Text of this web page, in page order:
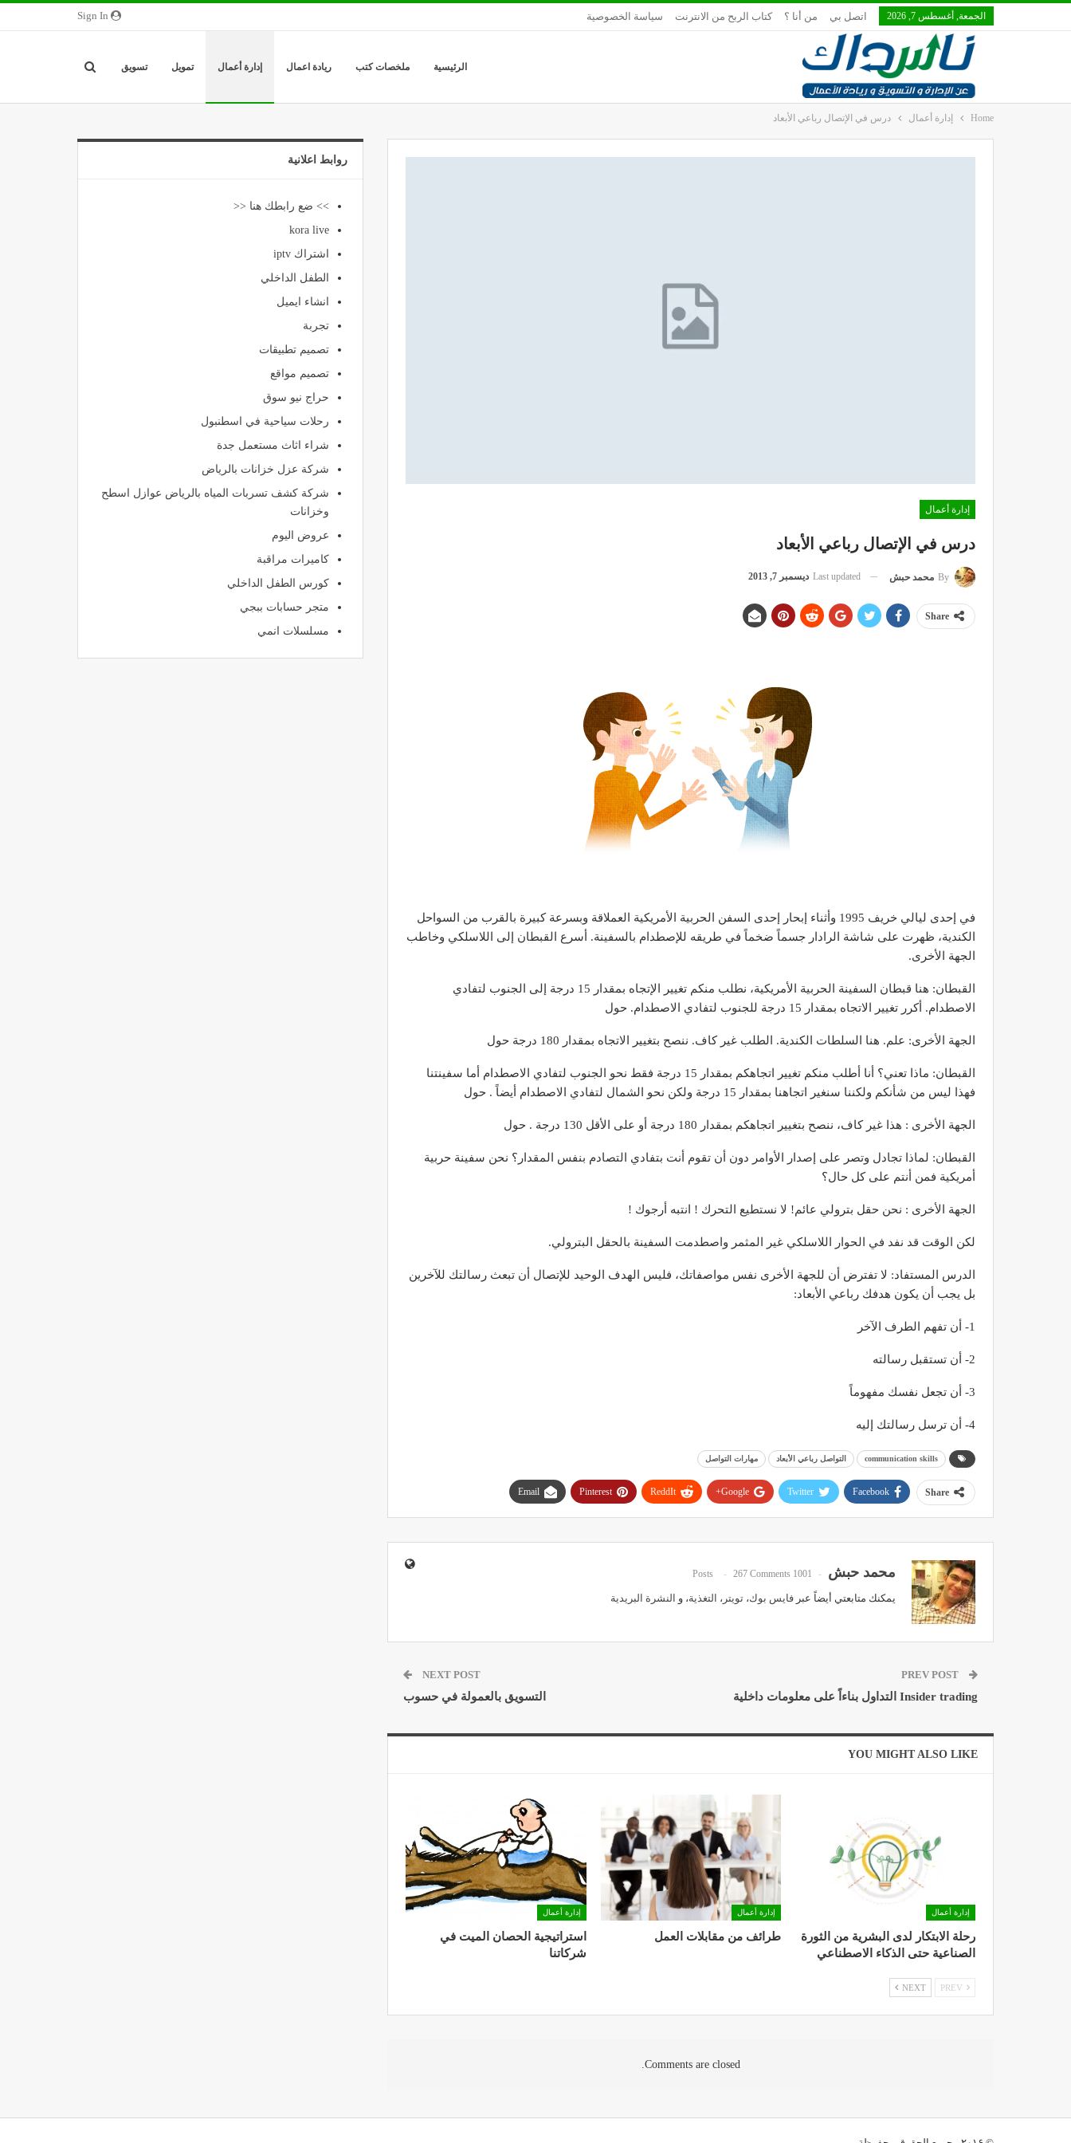
الجمعة, أغسطس 7, 2026 اتصل بي من أنا ؟ كتاب الربح من الانترنت سياسة الخصوصية
الرئيسية ملخصات كتب ريادة اعمال إدارة أعمال تمويل تسويق
Home إدارة أعمال درس في الإتصال رباعي الأبعاد
إدارة أعمال
درس في الإتصال رباعي الأبعاد
By محمد حبش Last updated ديسمبر 7, 2013
Share
في إحدى ليالي خريف 1995 وأثناء إبحار إحدى السفن الحربية الأمريكية العملاقة وبسرعة كبيرة بالقرب من السواحل
الكندية، ظهرت على شاشة الرادار جسماً ضخماً في طريقه للإصطدام بالسفينة. أسرع القبطان إلى اللاسلكي وخاطب
الجهة الأخرى.
القبطان: هنا قبطان السفينة الحربية الأمريكية، نطلب منكم تغيير الإتجاه بمقدار 15 درجة إلى الجنوب لتفادي
الاصطدام. أكرر تغيير الاتجاه بمقدار 15 درجة للجنوب لتفادي الاصطدام. حول
الجهة الأخرى: علم. هنا السلطات الكندية. الطلب غير كاف. ننصح بتغيير الاتجاه بمقدار 180 درجة حول
القبطان: ماذا تعني؟ أنا أطلب منكم تغيير اتجاهكم بمقدار 15 درجة فقط نحو الجنوب لتفادي الاصطدام أما سفينتنا
فهذا ليس من شأنكم ولكننا سنغير اتجاهنا بمقدار 15 درجة ولكن نحو الشمال لتفادي الاصطدام أيضاً . حول
الجهة الأخرى : هذا غير كاف، ننصح بتغيير اتجاهكم بمقدار 180 درجة أو على الأقل 130 درجة . حول
القبطان: لماذا تجادل وتصر على إصدار الأوامر دون أن تقوم أنت بتفادي التصادم بنفس المقدار؟ نحن سفينة حربية
أمريكية فمن أنتم على كل حال؟
الجهة الأخرى : نحن حقل بترولي عائم! لا نستطيع التحرك ! انتبه أرجوك !
لكن الوقت قد نفد في الحوار اللاسلكي غير المثمر واصطدمت السفينة بالحقل البترولي.
الدرس المستفاد: لا تفترض أن للجهة الأخرى نفس مواصفاتك، فليس الهدف الوحيد للإتصال أن تبعث رسالتك للآخرين
بل يجب أن يكون هدفك رباعي الأبعاد:
1- أن تفهم الطرف الآخر
2- أن تستقبل رسالته
3- أن تجعل نفسك مفهوماً
4- أن ترسل رسالتك إليه
communication skills التواصل رباعي الأبعاد مهارات التواصل
Share
Facebook
Twitter
Google+
ReddIt
Pinterest
Email
محمد حبش 1001 Posts
267 Comments
يمكنك متابعتي أيضاً عبر فايس بوك، تويتر ، التغذية، و النشرة البريدية
Insider trading التداول بناءاً على معلومات داخلية
NEXT POST
التسويق بالعمولة في حسوب
YOU MIGHT ALSO LIKE
إدارة أعمال
رحلة الابتكار لدى البشرية من الثورة
الصناعية حتى الذكاء الاصطناعي
إدارة أعمال
طرائف من مقابلات العمل
إدارة أعمال
استراتيجية الحصان الميت في
شركاتنا
NEXT
Comments are closed.
روابط اعلانية
>> ضع رابطك هنا <<
kora live
اشتراك iptv
الطفل الداخلي
انشاء ايميل
تجربة
تصميم تطبيقات
تصميم مواقع
حراج نيو سوق
رحلات سياحية في اسطنبول
شراء اثاث مستعمل جدة
شركة عزل خزانات بالرياض
شركة كشف تسربات المياه بالرياض عوازل اسطح
وخزانات
عروض اليوم
كاميرات مراقبة
كورس الطفل الداخلي
متجر حسابات ببجي
مسلسلات انمي